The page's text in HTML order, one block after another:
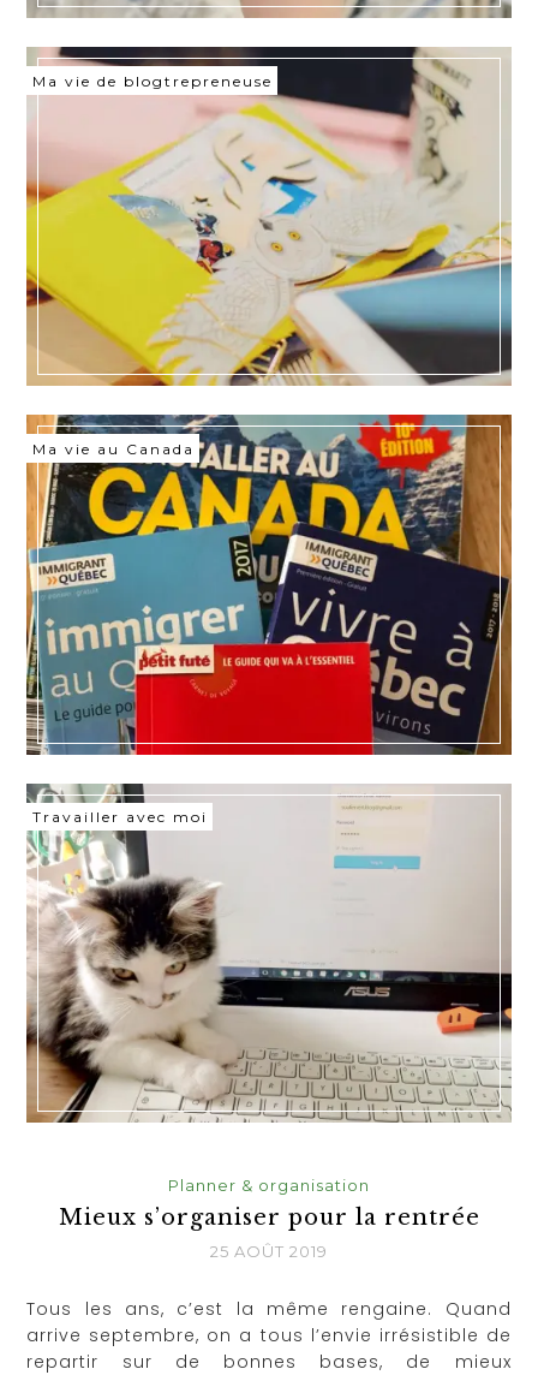
Ma vie de blogtrepreneuse
Ma vie au Canada
Travailler avec moi
Planner & organisation
Mieux s’organiser pour la rentrée
25 AOÛT 2019
Tous les ans, c’est la même rengaine. Quand
arrive septembre, on a tous l’envie irrésistible de
repartir sur de bonnes bases, de mieux